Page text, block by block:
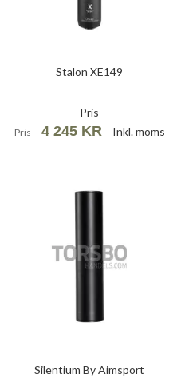
Stalon XE149
Pris
Pris 4 245 KR Inkl. moms
Silentium By Aimsport